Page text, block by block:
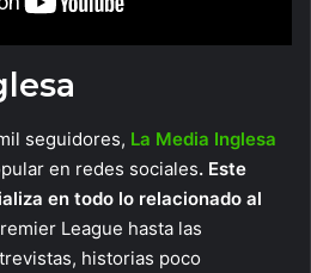
seguidores, La Media Inglesa
en redes sociales. Este
en todo lo relacionado al
League hasta las
historias poco